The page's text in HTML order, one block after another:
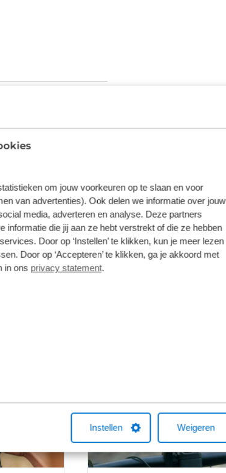
om jouw voorkeuren op te slaan en voor
van advertenties). Ook delen we informatie over jouw
media, adverteren en analyse. Deze partners
informatie die jij aan ze hebt verstrekt of die ze hebben
Door op ‘Instellen’ te klikken, kun je meer lezen
Door op ‘Accepteren’ te klikken, ga je akkoord met
in ons privacy statement.
Instellen Weigeren
5 motor van
is geen route te
nodig hebt, terwijl
versnelling die past
je veilig
Geometry, Fully
Carrier 3.0,
Routing, 1.5
van beschikbaarheid of